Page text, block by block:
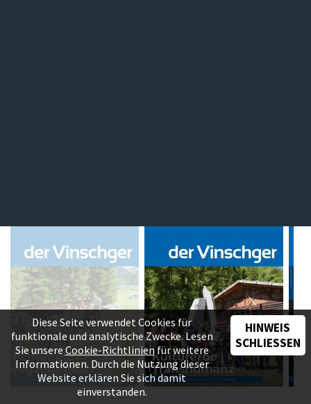
Diese Seite verwendet Cookies für
funktionale und analytische Zwecke. Lesen
Sie unsere Cookie-Richtlinienfür weitere
Informationen. Durch die Nutzung dieser
Website erklären Sie sich damit
einverstanden.
HINWEIS
SCHLIESSEN